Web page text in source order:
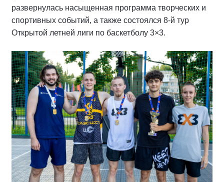
развернулась насыщенная программа творческих и
спортивных событий, а также состоялся 8‑й тур
Открытой летней лиги по баскетболу 3×3.